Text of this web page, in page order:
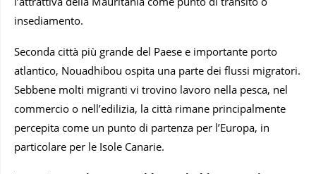
insediamento.
Seconda città più grande del Paese e importante porto
atlantico, Nouadhibou ospita una parte dei flussi migratori.
Sebbene molti migranti vi trovino lavoro nella pesca, nel
commercio o nell’edilizia, la città rimane principalmente
percepita come un punto di partenza per l’Europa, in
particolare per le Isole Canarie.